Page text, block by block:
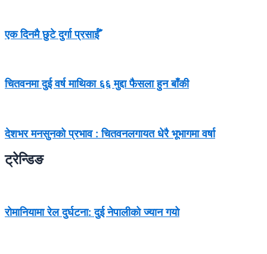
एक दिनमै छुटे दुर्गा प्रसाईँ
चितवनमा दुई वर्ष माथिका ६६ मुद्दा फैसला हुन बाँकी
देशभर मनसुनको प्रभाव : चितवनलगायत धेरै भूभागमा वर्षा
ट्रेन्डिङ
रोमानियामा रेल दुर्घटना: दुई नेपालीको ज्यान गयो